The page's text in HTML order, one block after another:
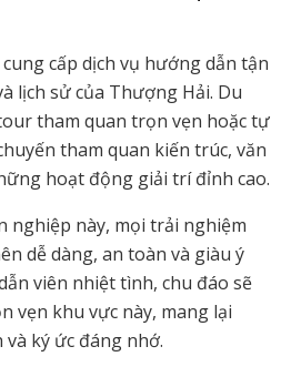
cấp dịch vụ hướng dẫn tận
lịch sử của Thượng Hải. Du
tham quan trọn vẹn hoặc tự
tham quan kiến trúc, văn
hoạt động giải trí đỉnh cao.
nghiệp này, mọi trải nghiệm
dễ dàng, an toàn và giàu ý
viên nhiệt tình, chu đáo sẽ
vẹn khu vực này, mang lại
ký ức đáng nhớ.